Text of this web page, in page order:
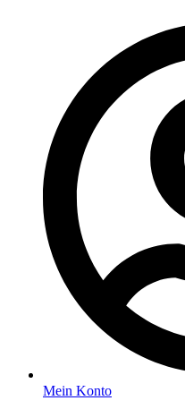
Mein Konto